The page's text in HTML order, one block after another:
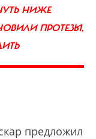
НИЖЕ
ПРОТЕЗЫ,
предложил